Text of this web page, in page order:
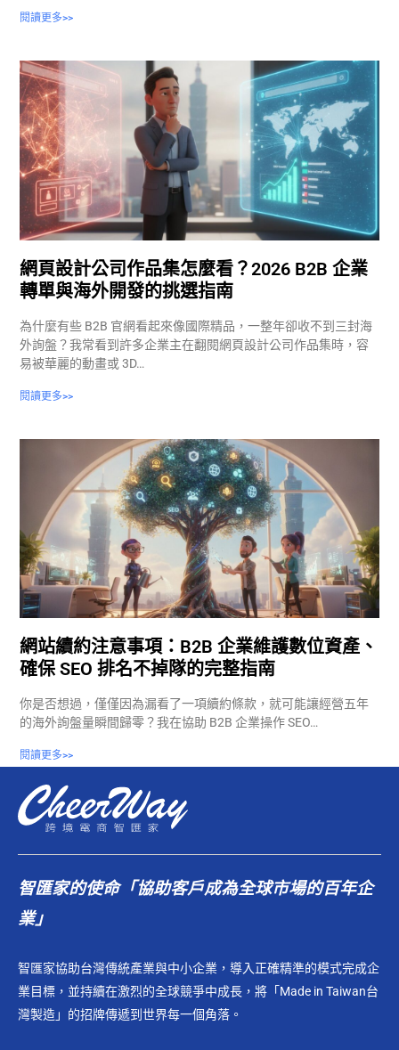
閱讀更多>>
網頁設計公司作品集怎麼看？2026 B2B 企業
轉單與海外開發的挑選指南
為什麼有些 B2B 官網看起來像國際精品，一整年卻收不到三封海
外詢盤？我常看到許多企業主在翻閱網頁設計公司作品集時，容
易被華麗的動畫或 3D…
閱讀更多>>
網站續約注意事項：B2B 企業維護數位資產、
確保 SEO 排名不掉隊的完整指南
你是否想過，僅僅因為漏看了一項續約條款，就可能讓經營五年
的海外詢盤量瞬間歸零？我在協助 B2B 企業操作 SEO…
閱讀更多>>
智匯家的使命「協助客戶成為全球市場的百年企
業」
智匯家協助台灣傳統產業與中小企業，導入正確精準的模式完成企
業目標，並持續在激烈的全球競爭中成長，將「Made in Taiwan台
灣製造」的招牌傳遞到世界每一個角落。